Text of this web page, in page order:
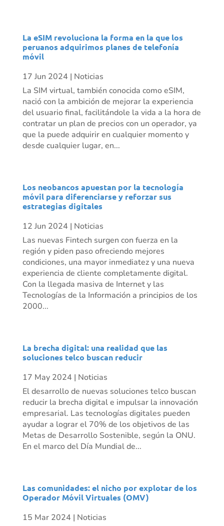
La eSIM revoluciona la forma en la que los
peruanos adquirimos planes de telefonía
móvil
17 Jun 2024 | Noticias
La SIM virtual, también conocida como eSIM,
nació con la ambición de mejorar la experiencia
del usuario final, facilitándole la vida a la hora de
contratar un plan de precios con un operador, ya
que la puede adquirir en cualquier momento y
desde cualquier lugar, en...
Los neobancos apuestan por la tecnología
móvil para diferenciarse y reforzar sus
estrategias digitales
12 Jun 2024 | Noticias
Las nuevas Fintech surgen con fuerza en la
región y piden paso ofreciendo mejores
condiciones, una mayor inmediatez y una nueva
experiencia de cliente completamente digital.
Con la llegada masiva de Internet y las
Tecnologías de la Información a principios de los
2000...
La brecha digital: una realidad que las
soluciones telco buscan reducir
17 May 2024 | Noticias
El desarrollo de nuevas soluciones telco buscan
reducir la brecha digital e impulsar la innovación
empresarial. Las tecnologías digitales pueden
ayudar a lograr el 70% de los objetivos de las
Metas de Desarrollo Sostenible, según la ONU.
En el marco del Día Mundial de...
Las comunidades: el nicho por explotar de los
Operador Móvil Virtuales (OMV)
15 Mar 2024 | Noticias